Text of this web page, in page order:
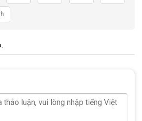
gia công, lắp ráp tỉ mỉ theo quy trình
sự hài lòng của người sử dụng.
THUẬT XE ĐẠP
KHUNG NHÔM